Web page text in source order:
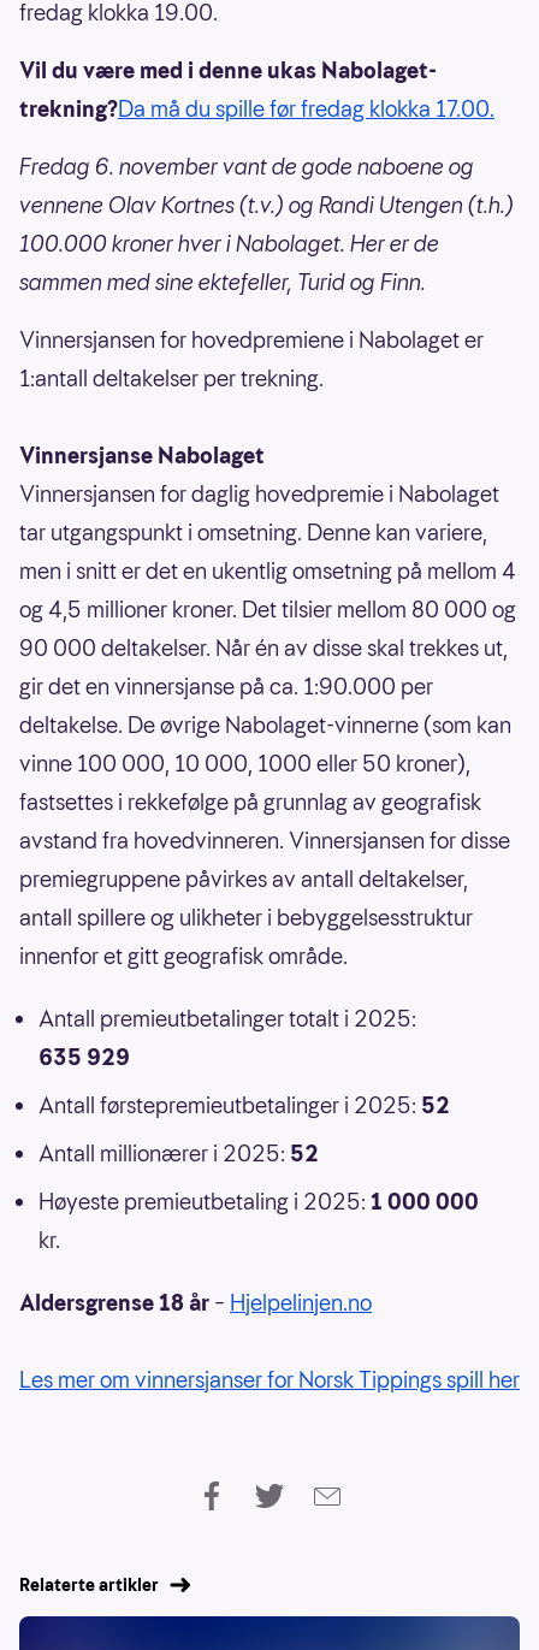
fredag klokka 19.00.
Vil du være med i denne ukas Nabolaget-
trekning?Da må du spille før fredag klokka 17.00.
Fredag 6. november vant de gode naboene og
vennene Olav Kortnes (t.v.) og Randi Utengen (t.h.)
100.000 kroner hver i Nabolaget. Her er de
sammen med sine ektefeller, Turid og Finn.
Vinnersjansen for hovedpremiene i Nabolaget er
1:antall deltakelser per trekning.
Vinnersjanse Nabolaget
Vinnersjansen for daglig hovedpremie i Nabolaget
tar utgangspunkt i omsetning. Denne kan variere,
men i snitt er det en ukentlig omsetning på mellom 4
og 4,5 millioner kroner. Det tilsier mellom 80 000 og
90 000 deltakelser. Når én av disse skal trekkes ut,
gir det en vinnersjanse på ca. 1:90.000 per
deltakelse. De øvrige Nabolaget-vinnerne (som kan
vinne 100 000, 10 000, 1000 eller 50 kroner),
fastsettes i rekkefølge på grunnlag av geografisk
avstand fra hovedvinneren. Vinnersjansen for disse
premiegruppene påvirkes av antall deltakelser,
antall spillere og ulikheter i bebyggelsesstruktur
innenfor et gitt geografisk område.
Antall premieutbetalinger totalt i 2025:
635 929
Antall førstepremieutbetalinger i 2025: 52
Antall millionærer i 2025: 52
Høyeste premieutbetaling i 2025: 1 000 000
kr.
Aldersgrense 18 år – Hjelpelinjen.no
Les mer om vinnersjanser for Norsk Tippings spill her
Relaterte artikler